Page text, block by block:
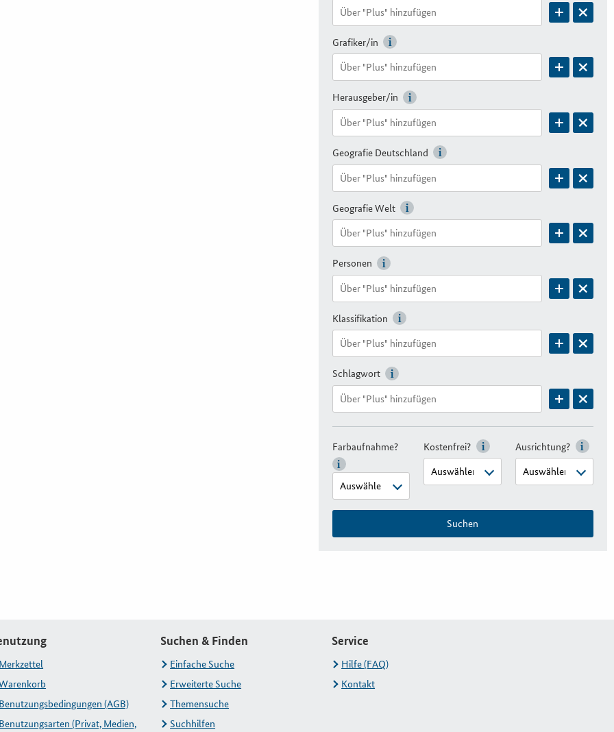
Grafiker/in
Herausgeber/in
Geografie Deutschland
Geografie Welt
Personen
Klassifikation
Schlagwort
Farbaufnahme? Kostenfrei? Ausrichtung?
Suchen
Merkzettel
Benutzungsbedingungen (AGB)
Benutzungsarten (Privat, Medien,
Suchen & Finden
Einfache Suche
Erweiterte Suche
Themensuche
Suchhilfen
Service
Hilfe (FAQ)
Kontakt